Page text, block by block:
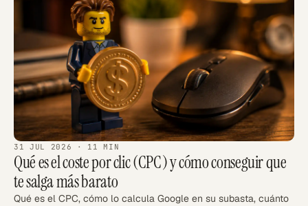
31 JUL 2026 · 11 MIN
Qué es el coste por clic (CPC) y cómo conseguir que
te salga más barato
Qué es el CPC, cómo lo calcula Google en su subasta, cuánto